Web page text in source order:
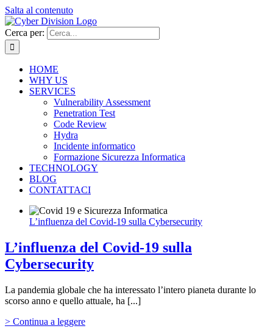
Salta al contenuto
Cerca per:
HOME
WHY US
SERVICES
Vulnerability Assessment
Penetration Test
Code Review
Hydra
Incidente informatico
Formazione Sicurezza Informatica
TECHNOLOGY
BLOG
CONTATTACI
L’influenza del Covid-19 sulla Cybersecurity
L’influenza del Covid-19 sulla
Cybersecurity
La pandemia globale che ha interessato l’intero pianeta durante lo
scorso anno e quello attuale, ha [...]
> Continua a leggere